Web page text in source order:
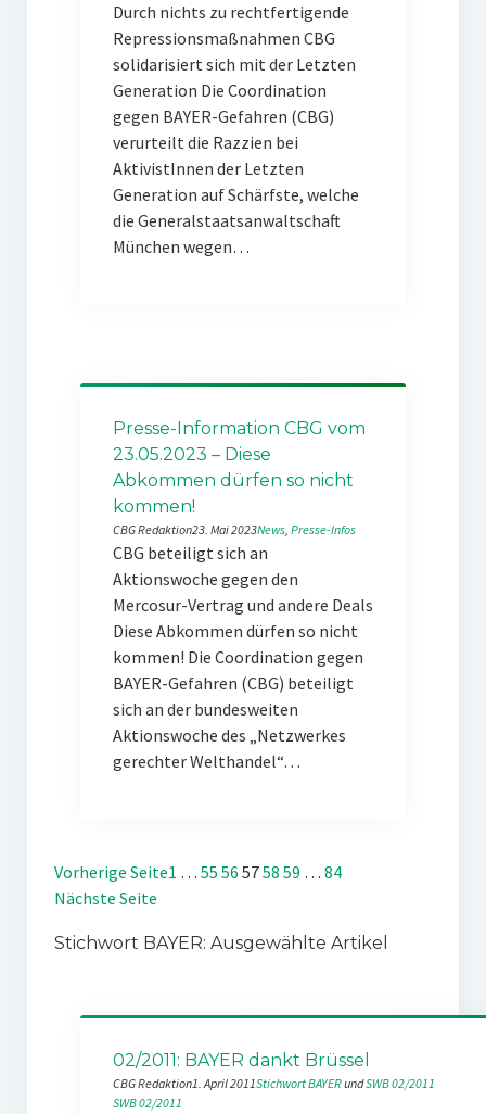
Durch nichts zu rechtfertigende
Repressionsmaßnahmen CBG
solidarisiert sich mit der Letzten
Generation Die Coordination
gegen BAYER-Gefahren (CBG)
verurteilt die Razzien bei
AktivistInnen der Letzten
Generation auf Schärfste, welche
die Generalstaatsanwaltschaft
München wegen…
Presse-Information CBG vom
23.05.2023 – Diese
Abkommen dürfen so nicht
kommen!
CBG Redaktion23. Mai 2023News, Presse-Infos
CBG beteiligt sich an
Aktionswoche gegen den
Mercosur-Vertrag und andere Deals
Diese Abkommen dürfen so nicht
kommen! Die Coordination gegen
BAYER-Gefahren (CBG) beteiligt
sich an der bundesweiten
Aktionswoche des „Netzwerkes
gerechter Welthandel“…
Vorherige Seite1 … 55 56 5758 59 … 84
Nächste Seite
Stichwort BAYER: Ausgewählte Artikel
02/2011: BAYER dankt Brüssel
CBG Redaktion1. April 2011Stichwort BAYER und SWB 02/2011
SWB 02/2011